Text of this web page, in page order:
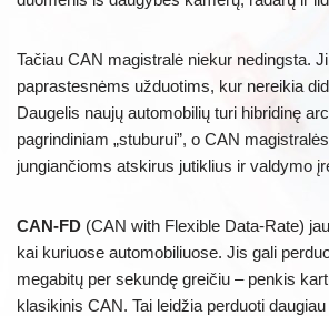
Tačiau CAN magistralė niekur nedingsta.
paprastesnėms užduotims, kur nereikia
Daugelis naujų automobilių turi hibridinę
pagrindiniam „stuburui”, o CAN
jungiančioms atskirus jutiklius ir valdymo
CAN-FD (CAN with Flexible Data-Rate)
kai kuriuose automobiliuose. Jis gali
megabitų per sekundę greičiu – penkis
klasikinis CAN. Tai leidžia perduoti